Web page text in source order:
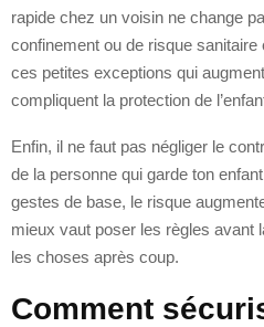
rapide chez un voisin ne change
confinement ou de risque
ces petites exceptions qui
compliquent la protection de
Enfin, il ne faut pas négliger le
de la personne qui garde ton
gestes de base, le risque
mieux vaut poser les règles avant
les choses après coup.
Comment